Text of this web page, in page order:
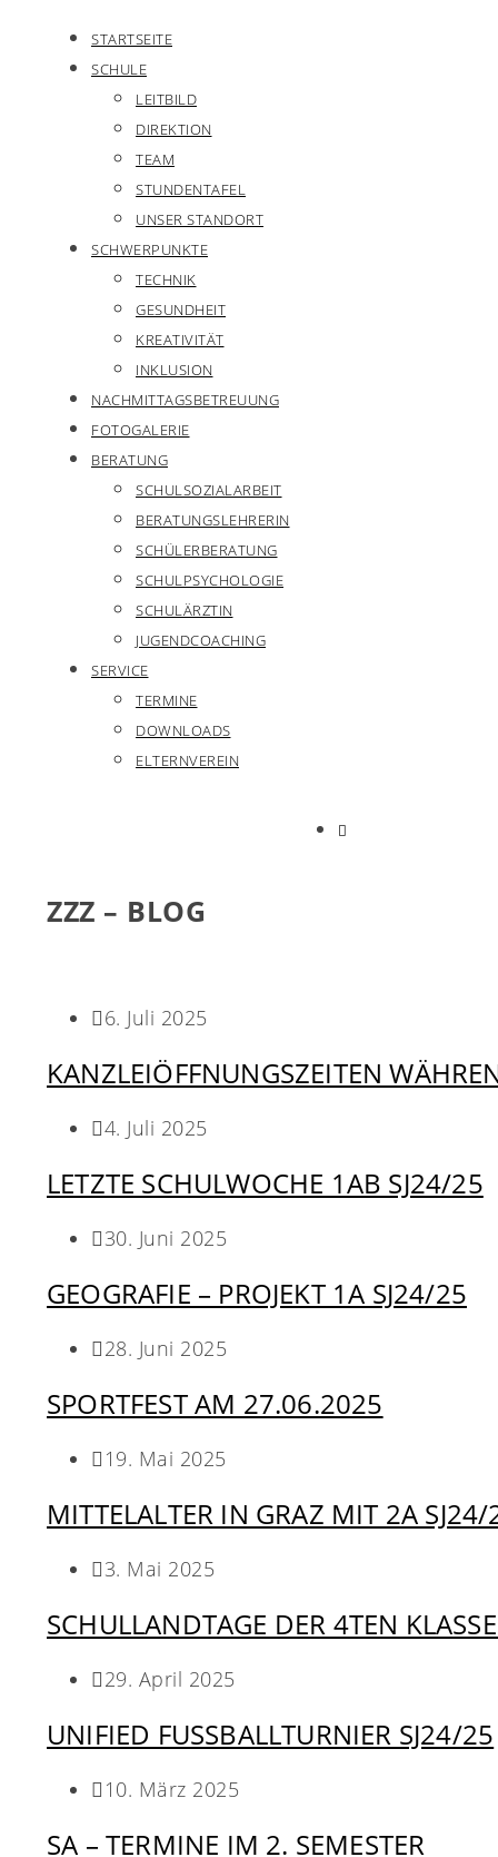
STARTSEITE
SCHULE
LEITBILD
DIREKTION
TEAM
STUNDENTAFEL
UNSER STANDORT
SCHWERPUNKTE
TECHNIK
GESUNDHEIT
KREATIVITÄT
INKLUSION
NACHMITTAGSBETREUUNG
FOTOGALERIE
BERATUNG
SCHULSOZIALARBEIT
BERATUNGSLEHRERIN
SCHÜLERBERATUNG
SCHULPSYCHOLOGIE
SCHULÄRZTIN
JUGENDCOACHING
SERVICE
TERMINE
DOWNLOADS
ELTERNVEREIN
ZZZ – BLOG
6. Juli 2025
KANZLEIÖFFNUNGSZEITEN
4. Juli 2025
LETZTE SCHULWOCHE 1AB SJ24/25
30. Juni 2025
GEOGRAFIE – PROJEKT 1A SJ24/25
28. Juni 2025
SPORTFEST AM 27.06.2025
19. Mai 2025
MITTELALTER IN GRAZ MIT 2A
3. Mai 2025
SCHULLANDTAGE DER 4TEN
29. April 2025
UNIFIED FUSSBALLTURNIER SJ24/25
10. März 2025
SA – TERMINE IM 2. SEMESTER